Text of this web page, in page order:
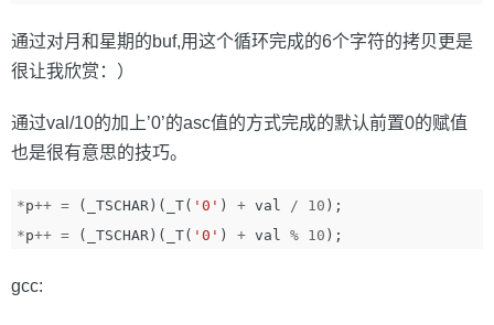
通过对月和星期的buf,用这个循环完成的6个字符的拷贝更是
很让我欣赏：）
通过val/10的加上’0’的asc值的方式完成的默认前置0的赋值
也是很有意思的技巧。
*p++ = ( _TSCHAR )( _T( '0' ) + val / 10 );
*p++ = ( _TSCHAR )( _T( '0' ) + val % 10 );
gcc: